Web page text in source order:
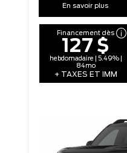
En savoir plus
Financement dès
127 $
hebdomadaire | 5.49% |
84mo
+ TAXES ET IMM